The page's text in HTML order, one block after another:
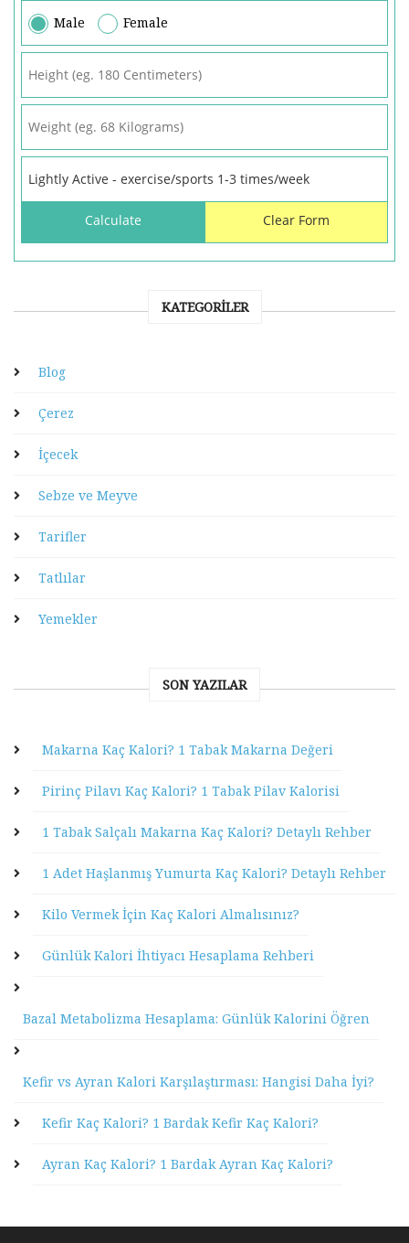
Male Female
KATEGORILER
Blog
Çerez
İçecek
Sebze ve Meyve
Tarifler
Tatlılar
Yemekler
SON YAZILAR
Makarna Kaç Kalori? 1 Tabak Makarna Değeri
Pirinç Pilavı Kaç Kalori? 1 Tabak Pilav Kalorisi
1 Tabak Salçalı Makarna Kaç Kalori? Detaylı Rehber
1 Adet Haşlanmış Yumurta Kaç Kalori? Detaylı Rehber
Kilo Vermek İçin Kaç Kalori Almalısınız?
Günlük Kalori İhtiyacı Hesaplama Rehberi
Bazal Metabolizma Hesaplama: Günlük Kalorini Öğren
Kefir vs Ayran Kalori Karşılaştırması: Hangisi Daha İyi?
Kefir Kaç Kalori? 1 Bardak Kefir Kaç Kalori?
Ayran Kaç Kalori? 1 Bardak Ayran Kaç Kalori?